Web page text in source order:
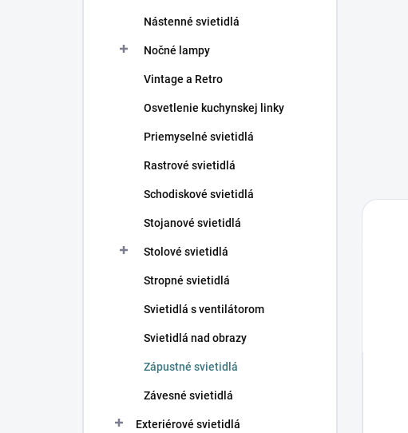
Nástenné svietidlá
Nočné lampy
Vintage a Retro
Osvetlenie kuchynskej linky
Priemyselné svietidlá
Rastrové svietidlá
Schodiskové svietidlá
Stojanové svietidlá
Stolové svietidlá
Stropné svietidlá
Svietidlá s ventilátorom
Svietidlá nad obrazy
Zápustné svietidlá
Závesné svietidlá
Exteriérové svietidlá